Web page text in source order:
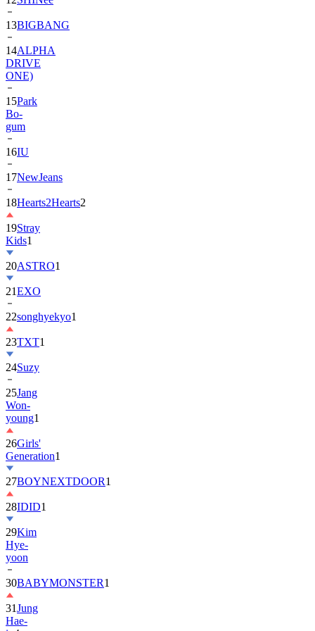
13BIGBANG
14ALPHA
DRIVE
ONE)
15Park
Bo-
gum
16IU
17NewJeans
18Hearts2Hearts2
19Stray
Kids1
20ASTRO1
21EXO
22songhyekyo1
23TXT1
24Suzy
25Jang
Won-
young1
26Girls'
Generation1
27BOYNEXTDOOR1
28IDID1
29Kim
Hye-
yoon
30BABYMONSTER1
31Jung
Hae-